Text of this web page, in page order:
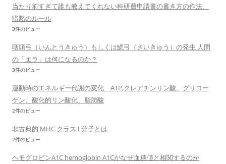
当たり前すぎて誰も教えてくれない科研費申請書の書き方の作法、
暗黙のルール
3件のビュー
咽頭弓（いんとうきゅう）もしくは鰓弓（さいきゅう）の発生 人間
の「エラ」は何になるのか？
3件のビュー
運動時のエネルギー代謝の変化 ATP,クレアチンリン酸、グリコー
ゲン、酸化的リン酸化、脂肪酸
2件のビュー
非古典的 MHC クラス I 分子とは
2件のビュー
ヘモグロビンA1C hemoglobin A1Cがなぜ血糖値と相関するのか